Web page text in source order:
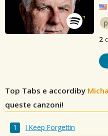
2
Top Tabs e accordiby
queste canzoni!
I Keep Forgettin